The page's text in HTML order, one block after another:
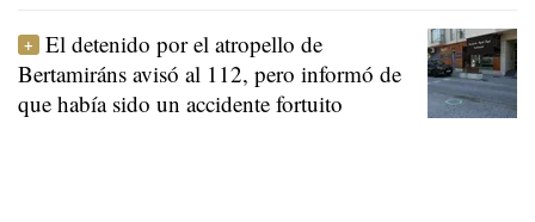
El detenido por el atropello de
Bertamiráns avisó al 112, pero informó de
que había sido un accidente fortuito